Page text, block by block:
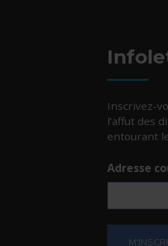
une nouvelle fenêtre.
Inscrivez-
l’affut des
entourant
Adresse